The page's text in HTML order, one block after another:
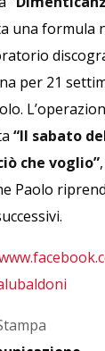
una formula
per 21
“Il sabato
che voglio”
Paolo